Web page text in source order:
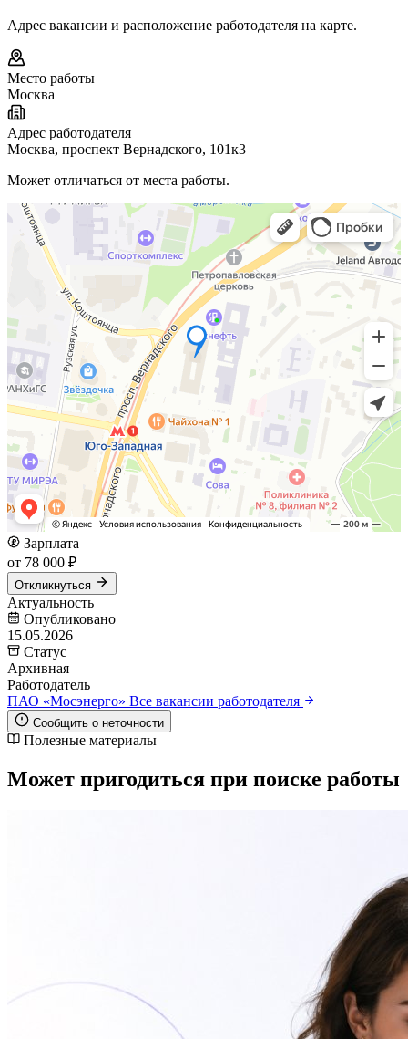
Адрес вакансии и расположение работодателя на карте.
Место работы
Москва
Адрес работодателя
Москва, проспект Вернадского, 101к3
Может отличаться от места работы.
Зарплата
от 78 000 ₽
Откликнуться
Актуальность
Опубликовано
15.05.2026
Статус
Архивная
Работодатель
ПАО «Мосэнерго» Все вакансии работодателя
Сообщить о неточности
Полезные материалы
Может пригодиться при поиске работы